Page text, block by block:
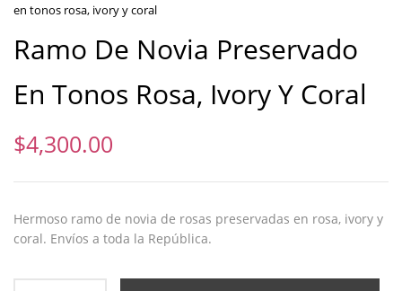
en tonos rosa, ivory y coral
Ramo De Novia Preservado
En Tonos Rosa, Ivory Y Coral
$4,300.00
Hermoso ramo de novia de rosas preservadas en rosa, ivory y
coral. Envíos a toda la República.